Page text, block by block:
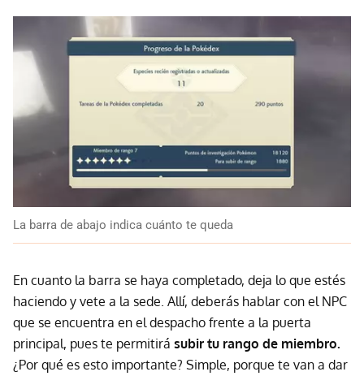
La barra de abajo indica cuánto te queda
En cuanto la barra se haya completado, deja lo que estés
haciendo y vete a la sede. Allí, deberás hablar con el NPC
que se encuentra en el despacho frente a la puerta
principal, pues te permitirá subir tu rango de miembro.
¿Por qué es esto importante? Simple, porque te van a dar